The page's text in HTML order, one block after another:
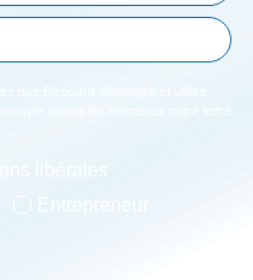
que Bizouard mémorise et utilise
toutes les semaines notre lettre
libérales
Entrepreneur